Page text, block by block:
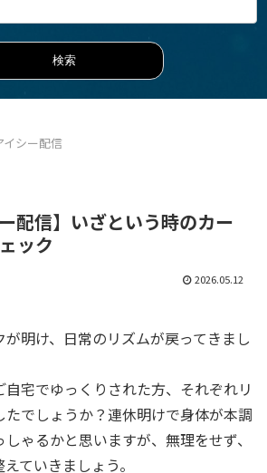
イシー配信
配信】いざという時のカー
ック
2026.05.12
明け、日常のリズムが戻ってきまし
宅でゆっくりされた方、それぞれリ
たでしょうか？連休明けで身体が本調
ゃるかと思いますが、無理をせず、
ていきましょう。